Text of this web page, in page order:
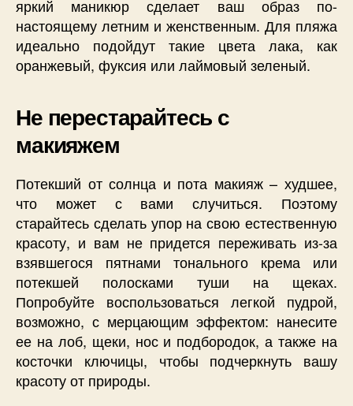
яркий маникюр сделает ваш образ по-
настоящему летним и женственным. Для пляжа
идеально подойдут такие цвета лака, как
оранжевый, фуксия или лаймовый зеленый.
Не перестарайтесь с
макияжем
Потекший от солнца и пота макияж – худшее,
что может с вами случиться. Поэтому
старайтесь сделать упор на свою естественную
красоту, и вам не придется переживать из-за
взявшегося пятнами тонального крема или
потекшей полосками туши на щеках.
Попробуйте воспользоваться легкой пудрой,
возможно, с мерцающим эффектом: нанесите
ее на лоб, щеки, нос и подбородок, а также на
косточки ключицы, чтобы подчеркнуть вашу
красоту от природы.